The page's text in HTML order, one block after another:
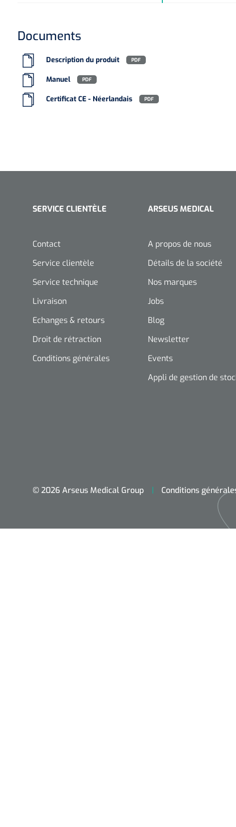
Documents
Description du produit PDF
Manuel PDF
Certificat CE - Néerlandais PDF
SERVICE CLIENTÈLE
Contact
Service clientèle
Service technique
Livraison
Echanges & retours
Droit de rétraction
Conditions générales
ARSEUS MEDICAL
A propos de nous
Détails de la société
Nos marques
Jobs
Blog
Newsletter
Events
Appli de gestion de
© 2026 Arseus Medical Group Conditions